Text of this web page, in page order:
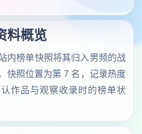
料概览
内榜单快照将其归入男频的战
快照位置为第 7 名，记录热度
作品与观察收录时的榜单状